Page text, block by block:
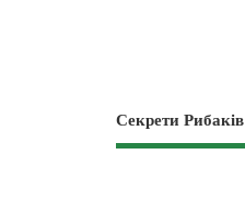
Секрети Рибаків